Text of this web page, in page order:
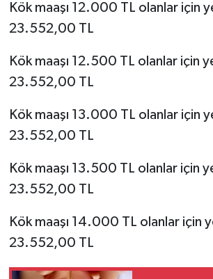
Kök maaşı 12.000 TL olanlar için
23.552,00 TL
Kök maaşı 12.500 TL olanlar için
23.552,00 TL
Kök maaşı 13.000 TL olanlar için
23.552,00 TL
Kök maaşı 13.500 TL olanlar için
23.552,00 TL
Kök maaşı 14.000 TL olanlar için
23.552,00 TL